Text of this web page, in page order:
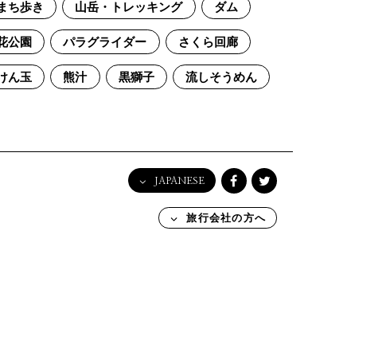
ち歩き 山岳・トレッキング ダム
公園 パラグライダー さくら回廊
ん玉 熊汁 黒獅子 流しそうめん
JAPANESE
English
日本語
旅行会社の方へ